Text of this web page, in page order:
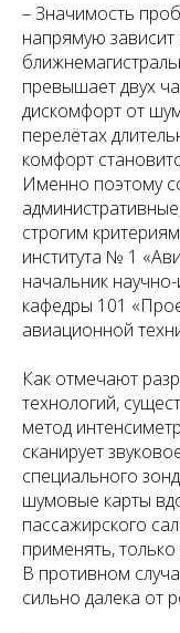
– Значимость
напрямую
превышает двух
дискомфорт от
перелётах
комфорт
Именно поэтому
строгим
института № 1
начальник
кафедры 101
авиационной
Как отмечают
технологий,
метод
сканирует
специального
шумовые карты
пассажирского
применять,
В противном
сильно далека от